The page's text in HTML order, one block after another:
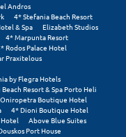
Andros
4* Stefania Beach Resort
& Spa
Elizabeth Studios
4* Marpunta Resort
Rodos Palace Hotel
Praxitelous
by Flegra Hotels
Resort & Spa Porto Heli
Oniropetra Boutique Hotel
4* Dioni Boutique Hotel
Hotel
Above Blue Suites
Port House